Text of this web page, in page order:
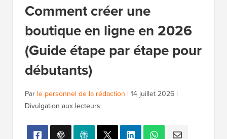
Comment créer une
boutique en ligne en 2026
(Guide étape par étape pour
débutants)
Par le personnel de la rédaction | 14 juillet 2026 |
Divulgation aux lecteurs